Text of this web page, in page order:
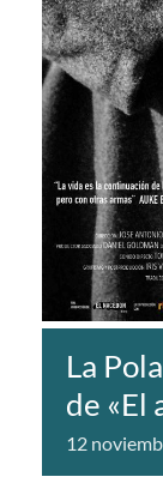
La
de «El
12